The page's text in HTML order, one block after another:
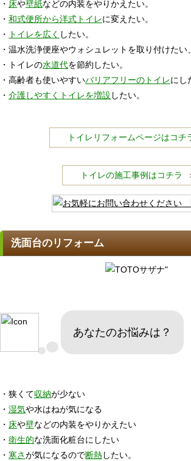
・ 床や壁紙などの内装をやりかえたい。
・ 和式便所から洋式トイレに変えたい。
・
トイレを広く したい。
・温水洗浄便座やウォシュレットを取り付けたい
・トイレの水道代を節約したい。
・高齢者も使いやすいバリアフリーのトイレにし
・ 介護しやすくトイレを増設 したい。
トイレリフォームページはコチ
トイレの施工事例はコチラ
洗面台のリフォーム
あなたのお悩みは？
・狭くて収納が少ない
・ 湿気や水はねが気になる
・ 床や壁などの内装をやりかえたい
・ 衛生的な洗面化粧台にしたい
・ 寒さが気になるので断熱したい。